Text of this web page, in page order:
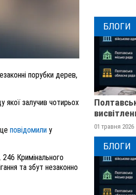
порубки дерев,
якої залучив чотирьох
повідомили у
246 Кримінального
та збут незаконно
БЛОГИ
01 травня 2026
БЛОГИ